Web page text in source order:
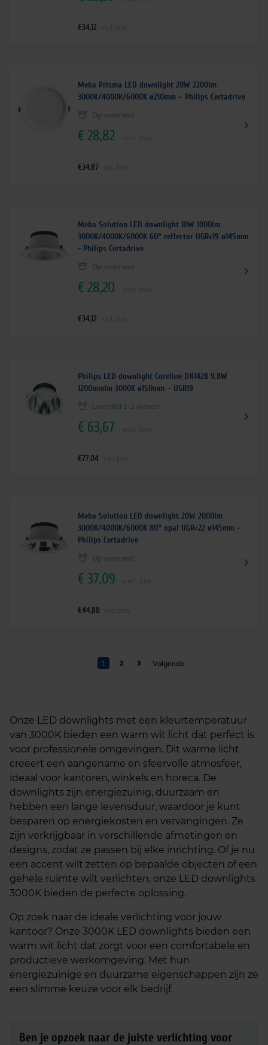
€34,12
Meba Prisma LED downlight 20W 2200lm
3000K/4000K/6000K ø210mm – Philips Certadrive
Op voorraad
€28,82
€34,87
Meba Solution LED downlight 10W 1000lm
3000K/4000K/6000K 60° reflector UGR<19 ø145mm
- Philips Certadrive
Op voorraad
€28,20
€34,12
Philips LED downlight Coreline DN142B 9.8W
1200mmlm 3000K ø150mm – UGR19
Levertijd 1-2 weken
€ 63,67
€77,04
Meba Solution LED downlight 20W 2000lm
3000K/4000K/6000K 80° opal UGR<22 ø145mm -
Philips Certadrive
Op voorraad
€37,09
€44,88
1 2 3
Onze LED downlights met een kleurtemperatuur
van 3000K bieden een warm wit licht dat perfect is
voor professionele omgevingen. Dit warme licht
creëert een aangename en sfeervolle atmosfeer,
ideaal voor kantoren, winkels en horeca. De
downlights zijn energiezuinig, duurzaam en
hebben een lange levensduur, waardoor je kunt
besparen op energiekosten en vervangingen. Ze
zijn verkrijgbaar in verschillende afmetingen en
designs, zodat ze passen bij elke inrichting. Of je nu
een accent wilt zetten op bepaalde objecten of een
gehele ruimte wilt verlichten, onze LED downlights
3000K bieden de perfecte oplossing.
Op zoek naar de ideale verlichting voor jouw
kantoor? Onze 3000K LED downlights bieden een
warm wit licht dat zorgt voor een comfortabele en
productieve werkomgeving. Met hun
energiezuinige en duurzame eigenschappen zijn ze
een slimme keuze voor elk bedrijf.
Ben je opzoek naar de juiste verlichting voor